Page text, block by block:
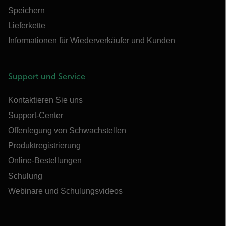
Speichern
Lieferkette
Informationen für Wiederverkäufer und Kunden
Support und Service
Kontaktieren Sie uns
Support-Center
Offenlegung von Schwachstellen
Produktregistrierung
Online-Bestellungen
Schulung
Webinare und Schulungsvideos